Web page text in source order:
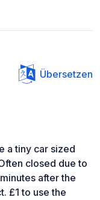
Übersetzen
a tiny car sized
closed due to
after the
£1 to use the